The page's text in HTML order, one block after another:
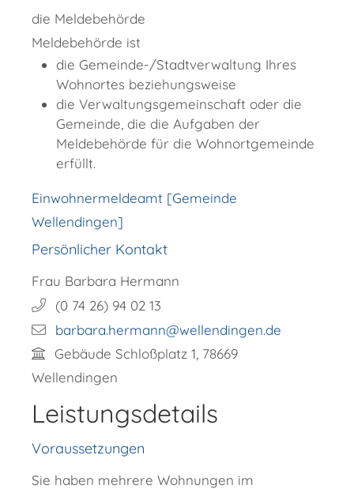
die Meldebehörde
Meldebehörde ist
die Gemeinde-/Stadtverwaltung Ihres
Wohnortes beziehungsweise
die Verwaltungsgemeinschaft oder die
Gemeinde, die die Aufgaben der
Meldebehörde für die Wohnortgemeinde
erfüllt.
Einwohnermeldeamt [Gemeinde
Wellendingen]
Persönlicher Kontakt
Frau Barbara Hermann
(0 74 26) 94 02 13
barbara.hermann@wellendingen.de
Gebäude Schloßplatz 1, 78669
Wellendingen
Leistungsdetails
Voraussetzungen
Sie haben mehrere Wohnungen im